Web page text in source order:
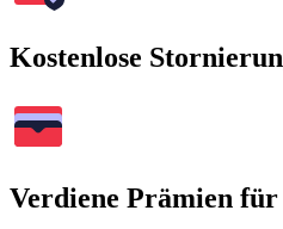
Kostenlose
Verdiene Prämien